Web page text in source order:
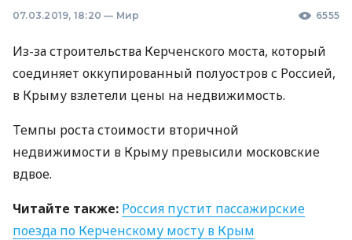
07.03.2019, 18:20 — Мир 6555
Из-за строительства Керченского моста, который
соединяет оккупированный полуостров с Россией,
в Крыму взлетели цены на недвижимость.
Темпы роста стоимости вторичной
недвижимости в Крыму превысили московские
вдвое.
Читайте также: Россия пустит пассажирские
поезда по Керченскому мосту в Крым